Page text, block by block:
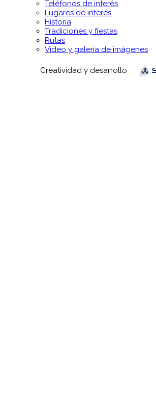
Teléfonos de interés
Lugares de interés
Historia
Tradiciones y fiestas
Rutas
Vídeo y galería de imágenes
Creatividad y desarrollo